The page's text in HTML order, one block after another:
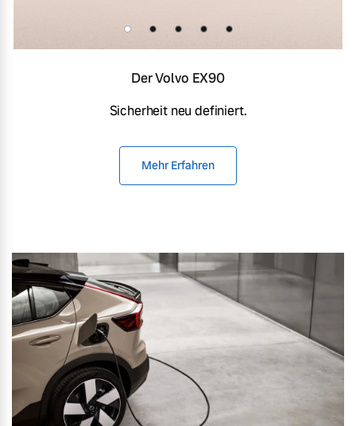
Der Volvo EX90
Sicherheit neu definiert.
Mehr Erfahren